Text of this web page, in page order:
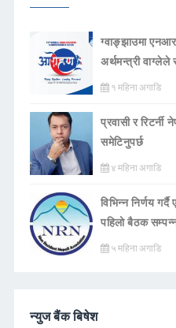
ग्वाङ्झाउमा
अर्थमन्त्री वाग्लेले
१ महिना अगाडि
प्रवासी र रिटर्नी
समेटिनुपर्छ
४ महिना अगाडि
विभिन्न निर्णय
पहिलो बैठक
५ महिना अगाडि
न्युज बैंक बिषेश